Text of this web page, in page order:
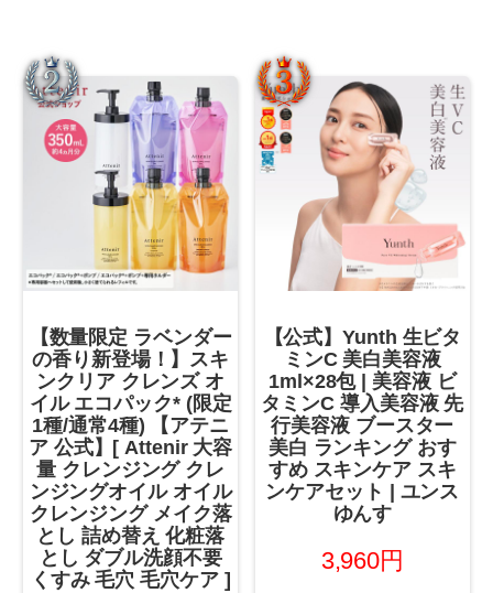
【数量限定 ラベンダー
の香り新登場！】スキ
ンクリア クレンズ オ
イル エコパック* (限定
1種/通常4種) 【アテニ
ア 公式】[ Attenir 大容
量 クレンジング クレ
ンジングオイル オイル
クレンジング メイク落
とし 詰め替え 化粧落
とし ダブル洗顔不要
くすみ 毛穴 毛穴ケア ]
【公式】Yunth 生ビタ
ミンC 美白美容液
1ml×28包 | 美容液 ビ
タミンC 導入美容液 先
行美容液 ブースター
美白 ランキング おす
すめ スキンケア スキ
ンケアセット | ユンス
ゆんす
3,960円